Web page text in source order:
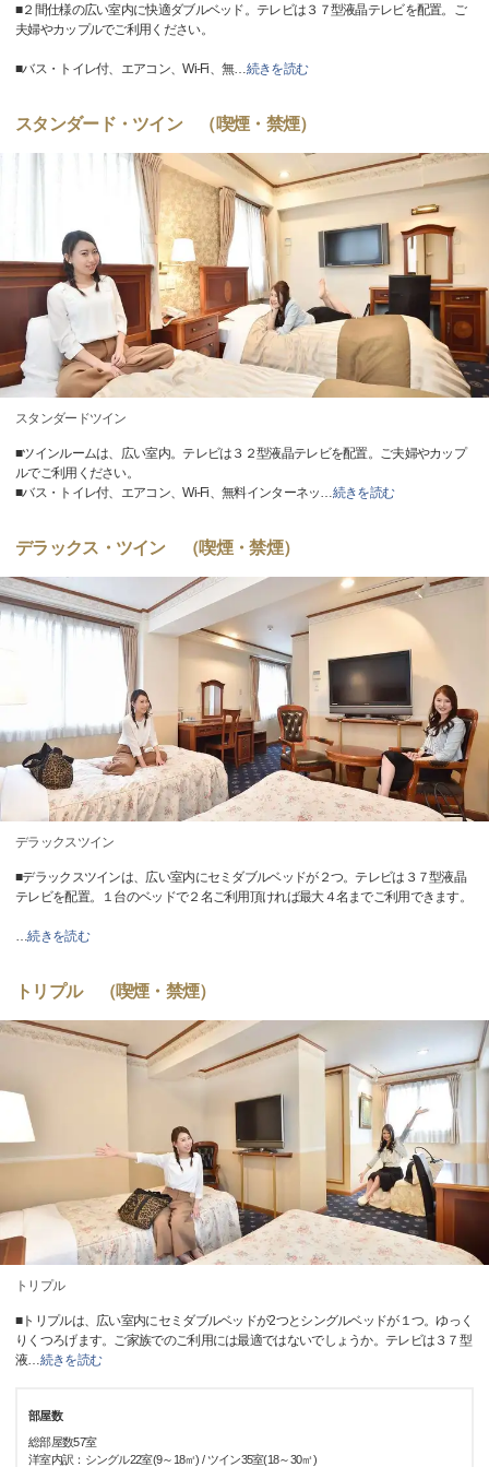
■２間仕様の広い室内に快適ダブルベッド。テレビは３７型液晶テレビを配置。ご
夫婦やカップルでご利用ください。
■バス・トイレ付、エアコン、Wi-Fi、無…続きを読む
スタンダード・ツイン （喫煙・禁煙）
スタンダードツイン
■ツインルームは、広い室内。テレビは３２型液晶テレビを配置。ご夫婦やカップ
ルでご利用ください。
■バス・トイレ付、エアコン、Wi-Fi、無料インターネッ…続きを読む
デラックス・ツイン （喫煙・禁煙）
デラックスツイン
■デラックスツインは、広い室内にセミダブルベッドが２つ。テレビは３７型液晶
テレビを配置。１台のベッドで２名ご利用頂ければ最大４名までご利用できます。
…続きを読む
トリプル （喫煙・禁煙）
トリプル
■トリプルは、広い室内にセミダブルベッドが2つとシングルベッドが１つ。ゆっく
りくつろげます。ご家族でのご利用には最適ではないでしょうか。テレビは３７型
液…続きを読む
部屋数
総部屋数57室
洋室内訳：シングル22室(9～18㎡) / ツイン35室(18～30㎡)